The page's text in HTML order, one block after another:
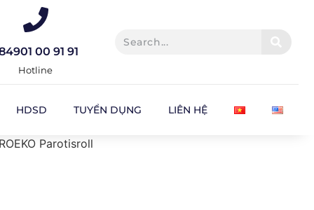
00 91 91
Hotline
HDSD TUYỂN DỤNG LIÊN HỆ
Parotisroll